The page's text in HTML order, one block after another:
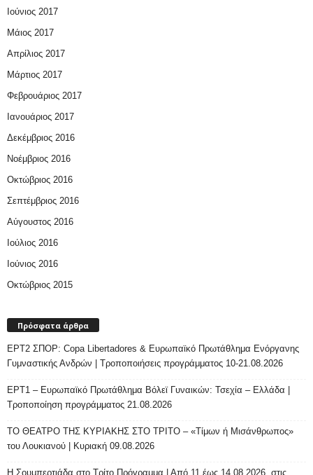
Ιούνιος 2017
Μάιος 2017
Απρίλιος 2017
Μάρτιος 2017
Φεβρουάριος 2017
Ιανουάριος 2017
Δεκέμβριος 2016
Νοέμβριος 2016
Οκτώβριος 2016
Σεπτέμβριος 2016
Αύγουστος 2016
Ιούλιος 2016
Ιούνιος 2016
Οκτώβριος 2015
Πρόσφατα άρθρα
ΕΡΤ2 ΣΠΟΡ: Copa Libertadores & Ευρωπαϊκό Πρωτάθλημα Ενόργανης
Γυμναστικής Ανδρών | Τροποποιήσεις προγράμματος 10-21.08.2026
ΕΡΤ1 – Ευρωπαϊκό Πρωτάθλημα Βόλεϊ Γυναικών: Τσεχία – Ελλάδα |
Τροποποίηση προγράμματος 21.08.2026
ΤΟ ΘΕΑΤΡΟ ΤΗΣ ΚΥΡΙΑΚΗΣ ΣΤΟ ΤΡΙΤΟ – «Τίμων ή Μισάνθρωπος»
του Λουκιανού | Κυριακή 09.08.2026
H Σουμπερτιάδα στο Τρίτο Πρόγραμμα | Από 11 έως 14.08.2026, στις